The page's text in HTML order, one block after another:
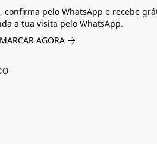
pelo WhatsApp e recebe
a tua visita pelo WhatsApp.
MARCAR AGORA